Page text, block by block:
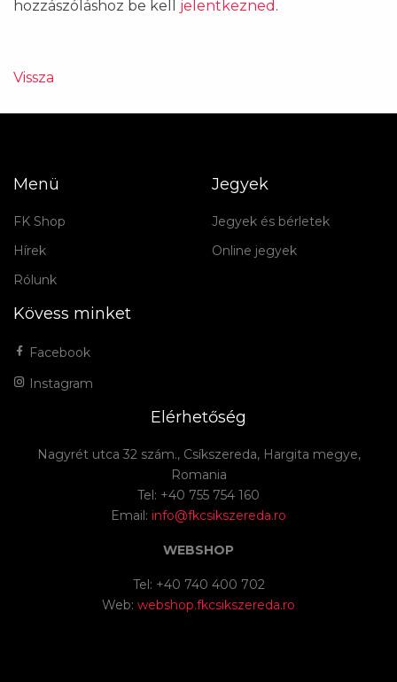
hozzászóláshoz be kell jelentkezned .
Vissza
Menü
FK Shop
Hírek
Rólunk
Jegyek
Jegyek és bérletek
Online jegyek
Kövess minket
Facebook
Instagram
Elérhetőség
Nagyrét utca 32 szám., Csíkszereda, Hargita megye,
Romania
Tel: +40 755 754 160
Email: info@fkcsikszereda.ro
WEBSHOP
Tel: +40 740 400 702
Web: webshop.fkcsikszereda.ro